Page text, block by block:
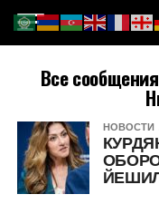
Все
НОВОСТИ